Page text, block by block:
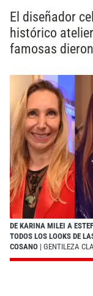
El diseñador
histórico
famosas
DE KARINA MILEI A
TODOS LOS LOOKS DE
COSANO | GENTILEZA